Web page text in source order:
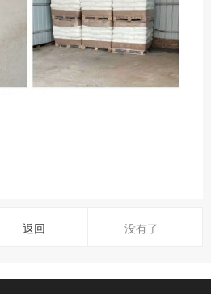
返回 没有了